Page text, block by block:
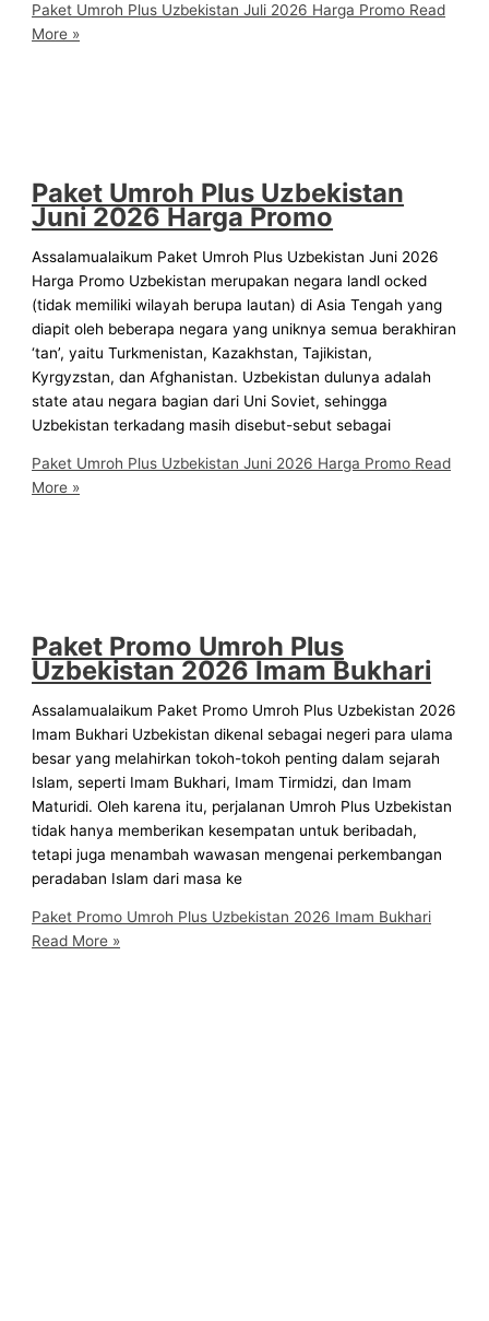
Paket Umroh Plus Uzbekistan Juli 2026 Harga Promo Read
More »
Paket Umroh Plus Uzbekistan
Juni 2026 Harga Promo
Assalamualaikum Paket Umroh Plus Uzbekistan Juni 2026
Harga Promo Uzbekistan merupakan negara landl ocked
(tidak memiliki wilayah berupa lautan) di Asia Tengah yang
diapit oleh beberapa negara yang uniknya semua berakhiran
‘tan’, yaitu Turkmenistan, Kazakhstan, Tajikistan,
Kyrgyzstan, dan Afghanistan. Uzbekistan dulunya adalah
state atau negara bagian dari Uni Soviet, sehingga
Uzbekistan terkadang masih disebut-sebut sebagai
Paket Umroh Plus Uzbekistan Juni 2026 Harga Promo Read
More »
Paket Promo Umroh Plus
Uzbekistan 2026 Imam Bukhari
Assalamualaikum Paket Promo Umroh Plus Uzbekistan 2026
Imam Bukhari Uzbekistan dikenal sebagai negeri para ulama
besar yang melahirkan tokoh-tokoh penting dalam sejarah
Islam, seperti Imam Bukhari, Imam Tirmidzi, dan Imam
Maturidi. Oleh karena itu, perjalanan Umroh Plus Uzbekistan
tidak hanya memberikan kesempatan untuk beribadah,
tetapi juga menambah wawasan mengenai perkembangan
peradaban Islam dari masa ke
Paket Promo Umroh Plus Uzbekistan 2026 Imam Bukhari
Read More »